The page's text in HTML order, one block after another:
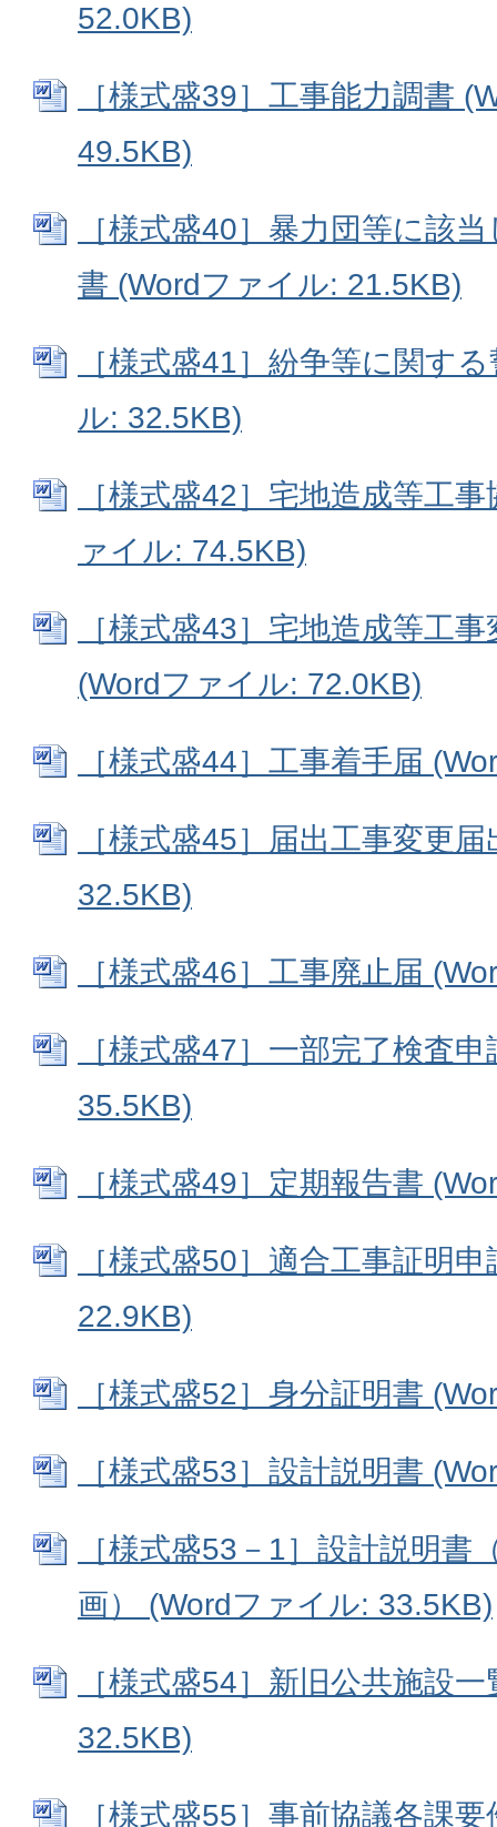
52.0KB)
［様式盛39］工事能力調書
49.5KB)
［様式盛40］暴力団等に該
書 (Wordファイル: 21.5KB)
［様式盛41］紛争等に関す
ル: 32.5KB)
［様式盛42］宅地造成等工
ァイル: 74.5KB)
［様式盛43］宅地造成等工
(Wordファイル: 72.0KB)
［様式盛44］工事着手届
［様式盛45］届出工事変更
32.5KB)
［様式盛46］工事廃止届
［様式盛47］一部完了検査
35.5KB)
［様式盛49］定期報告書
［様式盛50］適合工事証明
22.9KB)
［様式盛52］身分証明書
［様式盛53］設計説明書
［様式盛53－1］設計説明書
画） (Wordファイル: 33.5KB)
［様式盛54］新旧公共施設
32.5KB)
［様式盛55］事前協議各課